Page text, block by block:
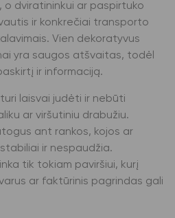
dviratininkui ar paspirtuko
ir konkrečiai transporto
Vien dekoratyvus
yra saugos atšvaitas, todėl
ir informaciją.
laisvai judėti ir nebūti
ar viršutiniu drabužiu.
ant rankos, kojos ar
ir nespaudžia.
tik tokiam paviršiui, kurį
ar faktūrinis pagrindas gali